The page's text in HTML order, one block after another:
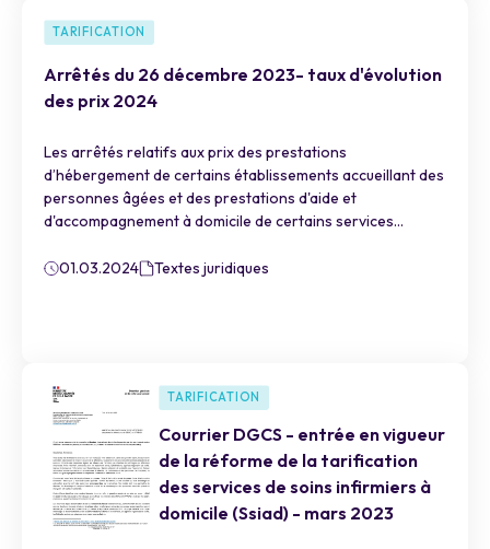
TARIFICATION
Arrêtés du 26 décembre 2023- taux d'évolution
des prix 2024
Les arrêtés relatifs aux prix des prestations
d’hébergement de certains établissements accueillant des
personnes âgées et des prestations d'aide et
d'accompagnement à domicile de certains services...
01.03.2024 Textes juridiques
TARIFICATION
Courrier DGCS - entrée en vigueur
de la réforme de la tarification
des services de soins infirmiers à
domicile (Ssiad) - mars 2023